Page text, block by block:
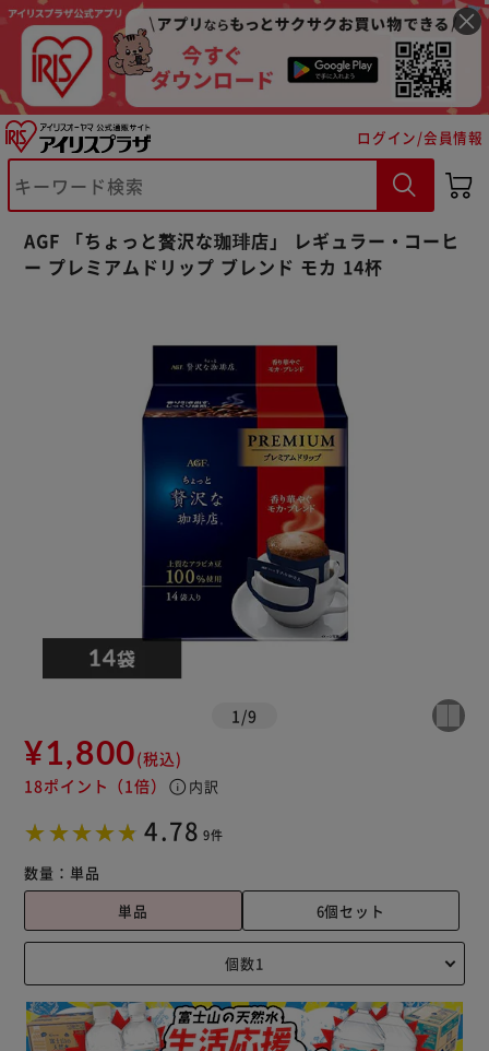
ログイン/会員情報
AGF 「ちょっと贅沢な珈琲店」 レギュラー・コーヒ
ー プレミアムドリップ ブレンド モカ 14杯
1 /9
¥1,800(税込)
18ポイント （1倍） info 内訳
4.78 9件
数量： 単品
単品
6個セット
※ご確認ください
カートに入れる 購入手続きへ